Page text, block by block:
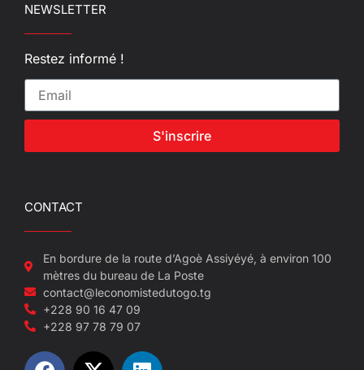
NEWSLETTER
Restez informé !
S'inscrire
CONTACT
En bordure de la route d’Agoè Assiyéyé, à environ 100
mètres du bureau de La Poste
contact@leconomistedutogo.tg
+228 90 16 47 09
+228 97 78 79 07